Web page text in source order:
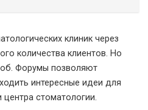
клиник через
количества клиентов. Но
Форумы позволяют
интересные идеи для
стоматологии.